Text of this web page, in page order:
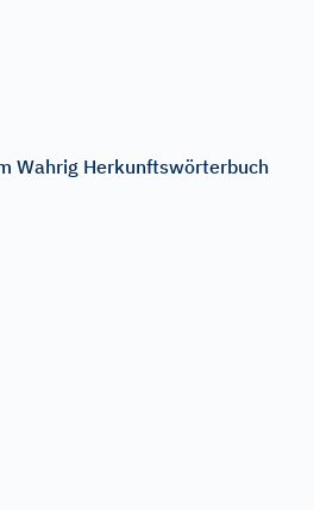
Wahrig Herkunftswörterbuch